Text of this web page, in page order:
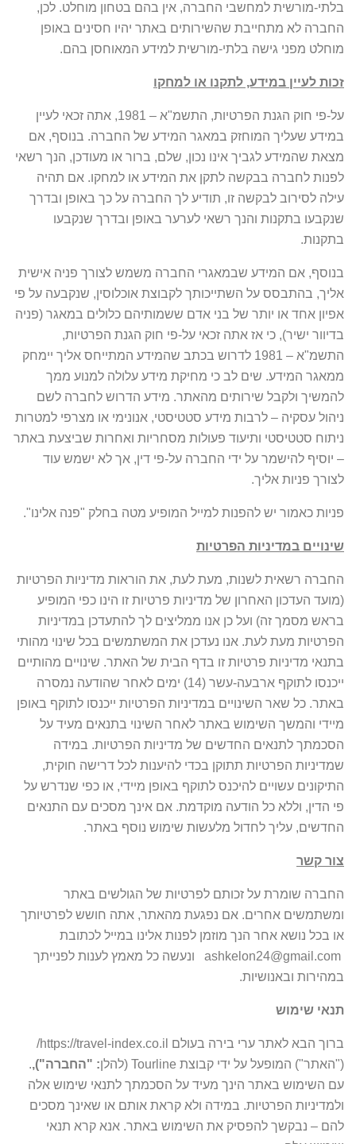
בלתי-מורשית למחשבי החברה, אין בהם בטחון מוחלט. לכן,
החברה לא מתחייבת שהשירותים באתר יהיו חסינים באופן
מוחלט מפני גישה בלתי-מורשית למידע המאוחסן בהם.
זכות לעיין במידע, לתקנו או למחקו
על-פי חוק הגנת הפרטיות, התשמ"א – 1981, אתה זכאי לעיין
במידע שעליך המוחזק במאגר המידע של החברה. בנוסף, אם
מצאת שהמידע לגביך אינו נכון, שלם, ברור או מעודכן, הנך רשאי
לפנות לחברה בבקשה לתקן את המידע או למחקו. אם תהיה
עילה לסירוב לבקשה זו, תודיע לך החברה על כך באופן ובדרך
שנקבעו בתקנות והנך רשאי לערער באופן ובדרך שנקבעו
בתקנות.
בנוסף, אם המידע שבמאגרי החברה משמש לצורך פניה אישית
אליך, בהתבסס על השתייכותך לקבוצת אוכלוסין, שנקבעה על פי
אפיון אחד או יותר של בני אדם ששמותיהם כלולים במאגר (פניה
בדיוור ישיר), כי אז אתה זכאי על-פי חוק הגנת הפרטיות,
התשמ"א – 1981 לדרוש בכתב שהמידע המתייחס אליך יימחק
ממאגר המידע. שים לב כי מחיקת מידע עלולה למנוע ממך
להמשיך ולקבל שירותים מהאתר. מידע הדרוש לחברה לשם
ניהול עסקיה – לרבות מידע סטטיסטי, אנונימי או מצרפי למטרות
ניתוח סטטיסטי ותיעוד פעולות מסחריות ואחרות שביצעת באתר
– יוסיף להישמר על ידי החברה על-פי דין, אך לא ישמש עוד
לצורך פניות אליך.
פניות כאמור יש להפנות למייל המופיע מטה בחלק "פנה אלינו".
שינויים במדיניות הפרטיות
החברה רשאית לשנות, מעת לעת, את הוראות מדיניות הפרטיות
(מועד העדכון האחרון של מדיניות פרטיות זו הינו כפי המופיע
בראש מסמך זה) ועל כן אנו ממליצים לך להתעדכן במדיניות
הפרטיות מעת לעת. אנו נעדכן את המשתמשים בכל שינוי מהותי
בתנאי מדיניות פרטיות זו בדף הבית של האתר. שינויים מהותיים
ייכנסו לתוקף ארבעה-עשר (14) ימים לאחר שהודעה נמסרה
באתר. כל שאר השינויים במדיניות הפרטיות ייכנסו לתוקף באופן
מיידי והמשך השימוש באתר לאחר השינוי בתנאים מעיד על
הסכמתך לתנאים החדשים של מדיניות הפרטיות. במידה
שמדיניות הפרטיות תתוקן בכדי להיענות לכל דרישה חוקית,
התיקונים עשויים להיכנס לתוקף באופן מיידי, או כפי שנדרש על
פי הדין, וללא כל הודעה מוקדמת. אם אינך מסכים עם התנאים
החדשים, עליך לחדול מלעשות שימוש נוסף באתר.
צור קשר
החברה שומרת על זכותם לפרטיות של הגולשים באתר
ומשתמשים אחרים. אם נפגעת מהאתר, אתה חושש לפרטיותך
או בכל נושא אחר הנך מוזמן לפנות אלינו במייל לכתובת
ashkelon24@gmail.com
ונעשה כל מאמץ לענות לפנייתך
במהירות ובאנושיות.
תנאי שימוש
ברוך הבא לאתר ערי בירה בעולם https://travel-index.co.il/
("האתר") המופעל על ידי קבוצת Tourline (להלן
: "החברה"),.
עם השימוש באתר הינך מעיד על הסכמתך לתנאי שימוש אלה
ולמדיניות הפרטיות. במידה ולא קראת אותם או שאינך מסכים
להם – נבקשך להפסיק את השימוש באתר. אנא קרא תנאי